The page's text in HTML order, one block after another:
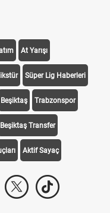
At Yarışı
Süper Lig Haberleri
Beşiktaş Trabzonspor
Beşiktaş Transfer
Aktif Sayaç